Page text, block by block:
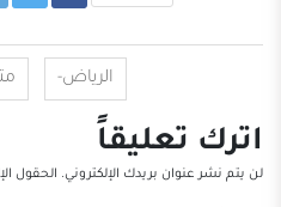
الرياض-
اترك تعليقاً
لن يتم نشر عنوان بريدك الإلكتروني. الحقول